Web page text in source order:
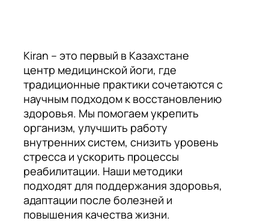
Kiran – это первый в Казахстане
центр медицинской йоги, где
традиционные практики сочетаются с
научным подходом к восстановлению
здоровья. Мы помогаем укрепить
организм, улучшить работу
внутренних систем, снизить уровень
стресса и ускорить процессы
реабилитации. Наши методики
подходят для поддержания здоровья,
адаптации после болезней и
повышения качества жизни.